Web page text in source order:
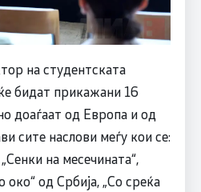
на студентската
бидат прикажани 16
доаѓаат од Европа и од
сите наслови меѓу кои се:
на месечината“,
око“ од Србија, „Со среќа